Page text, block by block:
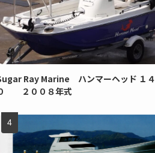
Ray Marine ハンマーヘッド １４
２００８年式